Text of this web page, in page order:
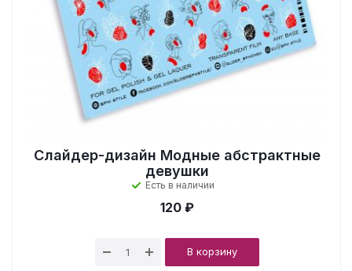
Слайдер-дизайн Модные абстрактные
девушки
Есть в наличии
120 ₽
В корзину